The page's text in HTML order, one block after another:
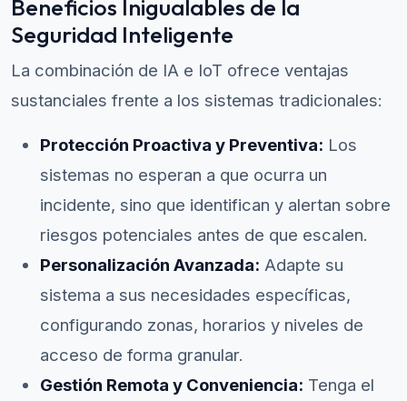
Beneficios Inigualables de la
Seguridad Inteligente
La combinación de IA e IoT ofrece ventajas
sustanciales frente a los sistemas tradicionales:
Protección Proactiva y Preventiva: Los
sistemas no esperan a que ocurra un
incidente, sino que identifican y alertan sobre
riesgos potenciales antes de que escalen.
Personalización Avanzada: Adapte su
sistema a sus necesidades específicas,
configurando zonas, horarios y niveles de
acceso de forma granular.
Gestión Remota y Conveniencia: Tenga el